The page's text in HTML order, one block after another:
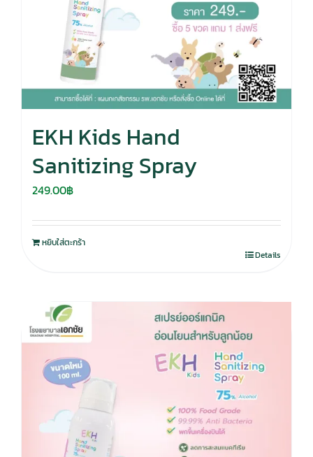
EKH Kids Hand
Sanitizing Spray
249.00฿
หยิบใส่ตะกร้า
Details